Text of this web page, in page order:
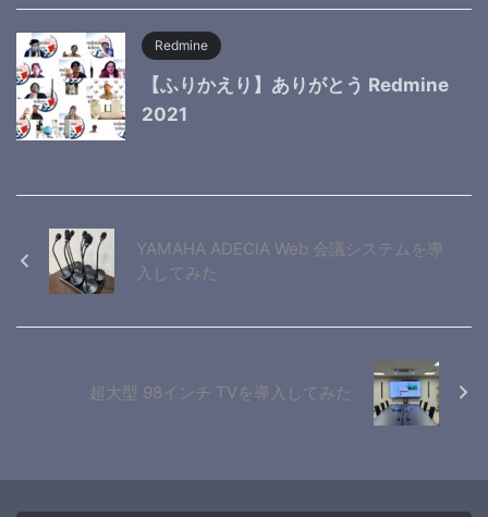
Redmine
【ふりかえり】ありがとう Redmine
2021
YAMAHA ADECIA Web 会議システムを導
入してみた
超大型 98インチ TVを導入してみた